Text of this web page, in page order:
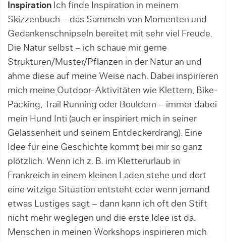
Inspiration Ich finde Inspiration in meinem
Skizzenbuch – das Sammeln von Momenten und
Gedankenschnipseln bereitet mit sehr viel Freude.
Die Natur selbst – ich schaue mir gerne
Strukturen/Muster/Pflanzen in der Natur an und
ahme diese auf meine Weise nach. Dabei inspirieren
mich meine Outdoor-Aktivitäten wie Klettern, Bike-
Packing, Trail Running oder Bouldern – immer dabei
mein Hund Inti (auch er inspiriert mich in seiner
Gelassenheit und seinem Entdeckerdrang). Eine
Idee für eine Geschichte kommt bei mir so ganz
plötzlich. Wenn ich z. B. im Kletterurlaub in
Frankreich in einem kleinen Laden stehe und dort
eine witzige Situation entsteht oder wenn jemand
etwas Lustiges sagt – dann kann ich oft den Stift
nicht mehr weglegen und die erste Idee ist da.
Menschen in meinen Workshops inspirieren mich